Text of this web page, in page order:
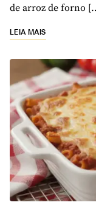
de arroz de forno
LEIA MAIS